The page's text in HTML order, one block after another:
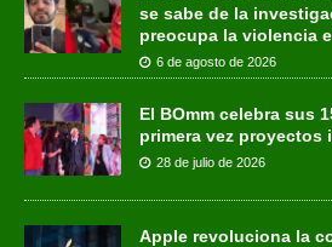
se sabe de la
preocupa la violencia
6 de agosto de 2026
El BOmm celebra sus
primera vez proyectos
28 de julio de 2026
Apple revoluciona la